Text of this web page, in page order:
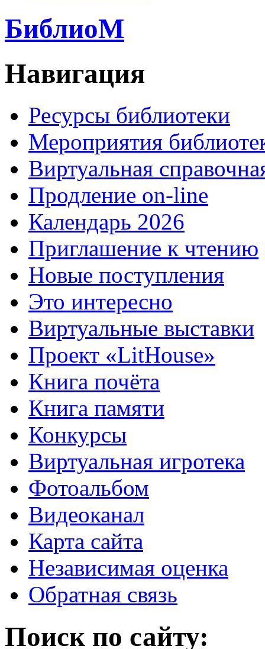
БиблиоМ
Навигация
Ресурсы библиотеки
Мероприятия
Виртуальная
Продление on-line
Календарь 2026
Приглашение к чтению
Новые поступления
Это интересно
Виртуальные выставки
Проект «LitHouse»
Книга почёта
Книга памяти
Конкурсы
Виртуальная игротека
Фотоальбом
Видеоканал
Карта сайта
Независимая оценка
Обратная связь
Поиск по сайту: